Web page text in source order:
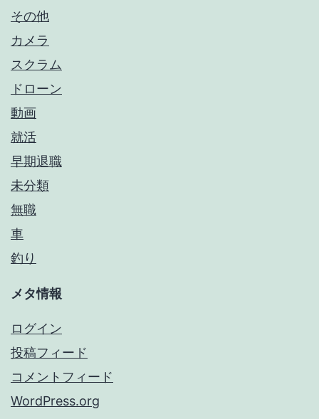
その他
カメラ
スクラム
ドローン
動画
就活
早期退職
未分類
無職
車
釣り
メタ情報
ログイン
投稿フィード
コメントフィード
WordPress.org